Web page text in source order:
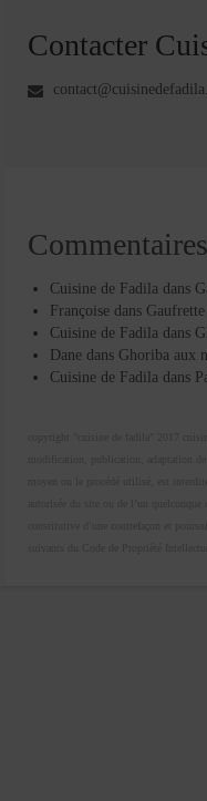
Contacter
Cuisine de Fadila dans
Françoise dans
Cuisine de Fadila dans
Dane dans Ghoriba aux
Cuisine de Fadila dans